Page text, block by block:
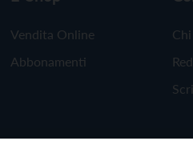
Vendita Online
Abbonamenti